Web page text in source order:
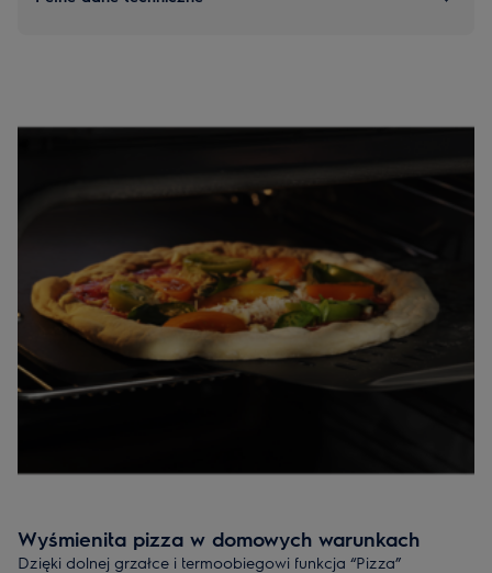
Wyśmienita pizza w domowych warunkach
Dzięki dolnej grzałce i termoobiegowi funkcja “Pizza”